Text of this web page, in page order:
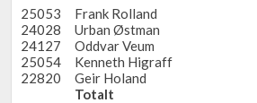
25053 Frank Rolland
24028
Urban Østman
24127
Oddvar Veum
25054
Kenneth Higraff
22820
Geir Holand
Totalt